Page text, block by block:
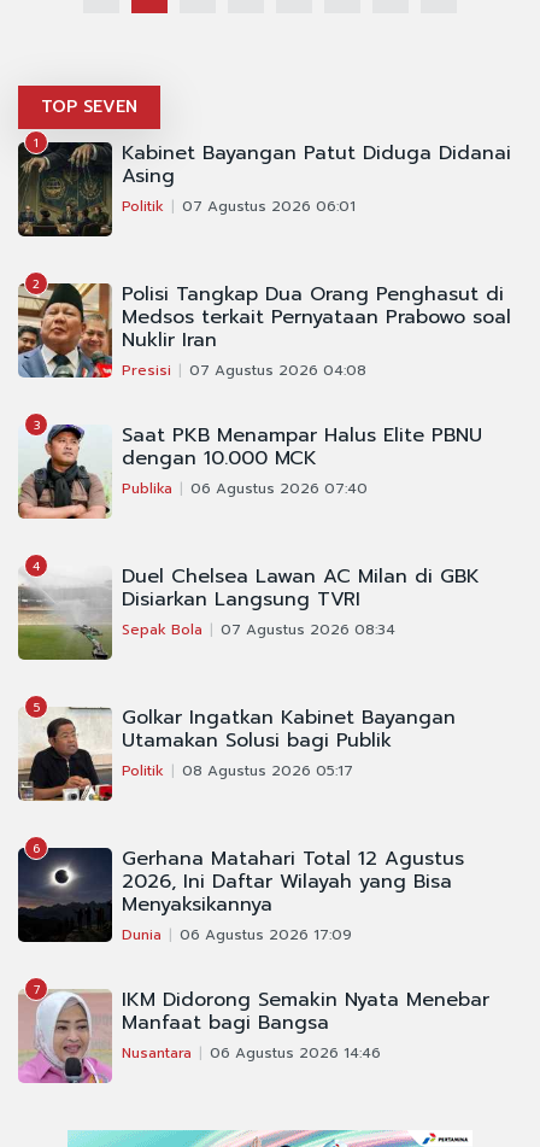
TOP SEVEN
1 Kabinet Bayangan Patut Diduga Didanai
Asing
Politik 07 Agustus 2026 06:01
2 Polisi Tangkap Dua Orang Penghasut di
Medsos terkait Pernyataan Prabowo soal
Nuklir Iran
Presisi 07 Agustus 2026 04:08
3 Saat PKB Menampar Halus Elite PBNU
dengan 10.000 MCK
Publika 06 Agustus 2026 07:40
4 Duel Chelsea Lawan AC Milan di GBK
Disiarkan Langsung TVRI
Sepak Bola 07 Agustus 2026 08:34
5 Golkar Ingatkan Kabinet Bayangan
Utamakan Solusi bagi Publik
Politik 08 Agustus 2026 05:17
6 Gerhana Matahari Total 12 Agustus
2026, Ini Daftar Wilayah yang Bisa
Menyaksikannya
Dunia 06 Agustus 2026 17:09
7 IKM Didorong Semakin Nyata Menebar
Manfaat bagi Bangsa
Nusantara 06 Agustus 2026 14:46